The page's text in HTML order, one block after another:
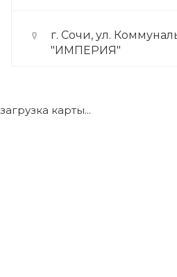
г. Сочи, ул.
"ИМПЕРИЯ"
загрузка карты...